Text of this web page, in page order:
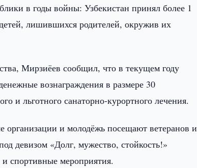
в годы войны: Узбекистан принял более 1
лишившихся родителей, окружив их
Мирзиёев сообщил, что в текущем году
вознаграждения в размере 30
и льготного санаторно-курортного лечения.
и молодёжь посещают ветеранов и
девизом «Долг, мужество, стойкость!»
и спортивные мероприятия.